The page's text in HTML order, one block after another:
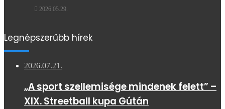
2026.05.29.
Legnépszerűbb hírek
2026.07.21.
„A sport szellemisége mindenek felett” –
XIX. Streetball kupa Gútán